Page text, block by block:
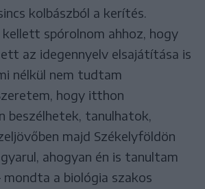
kolbászból a kerítés.
spórolnom ahhoz, hogy
az idegennyelv elsajátítása is
nélkül nem tudtam
hogy itthon
beszélhetek, tanulhatok,
majd Székelyföldön
ahogyan én is tanultam
mondta a biológia szakos